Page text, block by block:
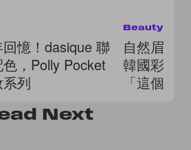
憶！dasique 聯
，Polly Pocket
列
Beauty
自然眉毛
韓國彩妝
「這個地
Next